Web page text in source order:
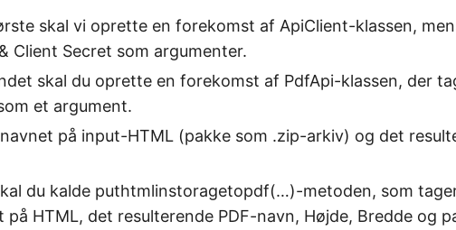
skal vi oprette en forekomst af ApiClient-klassen,
Client Secret som argumenter.
skal du oprette en forekomst af PdfApi-klassen, der
et argument.
på input-HTML (pakke som .zip-arkiv) og det
du kalde puthtmlinstoragetopdf(…)-metoden, som
på HTML, det resulterende PDF-navn, Højde, Bredde og